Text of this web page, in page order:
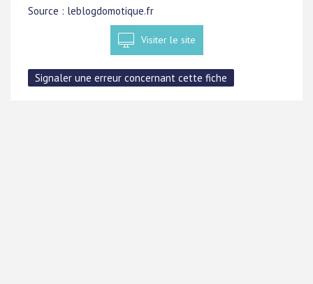
Source : leblogdomotique.fr
Visiter le site